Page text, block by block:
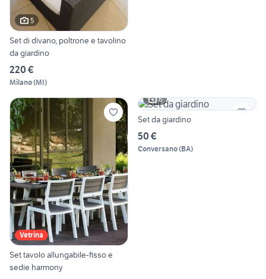
5
Set di divano, poltrone e tavolino
da giardino
220 €
Milano(MI)
Vetrina
Set tavolo allungabile-fisso e
sedie harmony
6
Set da giardino
50 €
Conversano(BA)